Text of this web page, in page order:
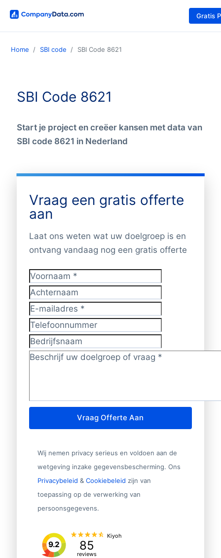
Gratis
Home SBI code SBI Code 8621
SBI Code 8621
Start je project en creëer kansen met data van
SBI code 8621 in Nederland
Vraag een gratis offerte
aan
Laat ons weten wat uw doelgroep is en
ontvang vandaag nog een gratis offerte
Voornaam*
Achternaam
E-mailadres*
Telefoonnummer
Bedrijfsnaam
Doelgroep/vraag?
*
Vraag Offerte Aan
Wij nemen privacy serieus en voldoen aan de
wetgeving inzake gegevensbescherming. Ons
Privacybeleid & Cookiebeleid zijn van
toepassing op de verwerking van
persoonsgegevens.
9.2 85
reviews
Kiyoh